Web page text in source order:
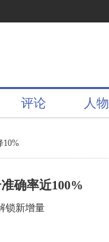
评论 人物
确率近100%
锁新增量